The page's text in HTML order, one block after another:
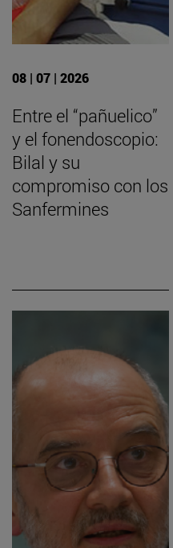
08 | 07 | 2026
Entre el “pañuelico”
y el fonendoscopio:
Bilal y su
compromiso con los
Sanfermines